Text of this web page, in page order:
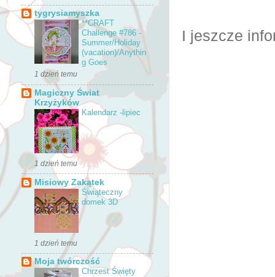
I jeszcze
tygrysiamyszka
**CRAFT
Challenge #786 -
Summer/Holiday
(vacation)/Anythin
g Goes
1 dzień temu
Magiczny Świat
Krzyżyków
Kalendarz -lipiec
1 dzień temu
Misiowy Zakątek
Świąteczny
domek 3D
1 dzień temu
Moja twórczość
Chrzest Święty